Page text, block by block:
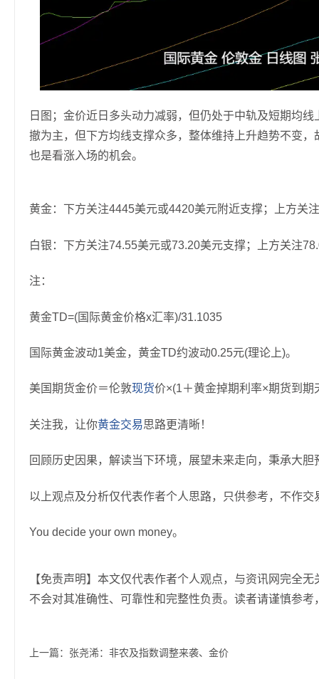
日图；金价近日多头动力减弱，但仍处于中轨及短期均
撤为主，但下方均线支撑众多，整体维持上升趋势不变
也是看涨入场的机会。
黄金：下方关注4445美元或4420美元附近支撑；上方关
白银：下方关注74.55美元或73.20美元支撑；上方关注
注：
黄金TD=(国际黄金价格x汇率)/31.1035
国际黄金波动1美金，黄金TD约波动0.25元(理论上)。
美国期货金价＝伦敦现货价×(1＋黄金掉期利率×期货到期
关注我，让你黄金交易思路更清晰！
回顾历史因果，解读当下环境，展望未来走向，秉承大
以上观点及分析仅代表作者个人思路，只供参考，不作
You decide your own money。
【免责声明】本文仅代表作者个人观点，与资讯网完全
不会对其准确性、可靠性和完整性负责。读者请谨慎参
上一篇： 张尧浠：非农及指数调整来袭、金价